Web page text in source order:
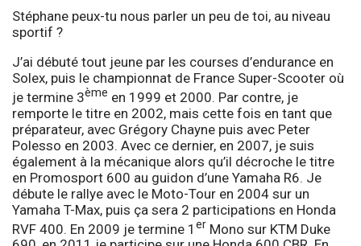
Stéphane peux-tu nous parler un peu de toi, au niveau
sportif ?
J’ai débuté tout jeune par les courses d’endurance en
Solex, puis le championnat de France Super-Scooter où
je termine 3ème en 1999 et 2000. Par contre, je
remporte le titre en 2002, mais cette fois en tant que
préparateur, avec Grégory Chayne puis avec Peter
Polesso en 2003. Avec ce dernier, en 2007, je suis
également à la mécanique alors qu’il décroche le titre
en Promosport 600 au guidon d’une Yamaha R6. Je
débute le rallye avec le Moto-Tour en 2004 sur un
Yamaha T-Max, puis ça sera 2 participations en Honda
RVF 400. En 2009 je termine 1 er Mono sur KTM Duke